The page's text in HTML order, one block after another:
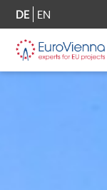
DE EN